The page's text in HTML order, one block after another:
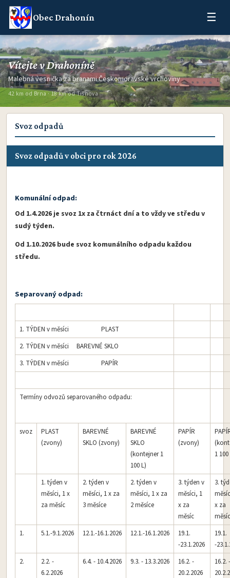
Obec Drahonín ☰
Vítejte v Drahoníně
Malebná vesnička za branami Českomoravské vrchoviny
42 km od Brna · 18 km od Tišnova
Svoz odpadů
Svoz odpadů v obci pro rok 2026
Komunální odpad:
Od 1.4.2026 je svoz 1x za čtrnáct dní a to vždy ve středu v
sudý týden.
Od 1.10.2026 bude svoz komunálního odpadu každou
středu.
Separovaný odpad:
1. TÝDEN v měsíci PLAST
2. TÝDEN v měsíci BAREVNÉ SKLO
3. TÝDEN v měsíci PAPÍR
Termíny odvozů separovaného odpadu:
svoz
PLAST
(zvony)
BAREVNÉ
SKLO (zvony)
BAREVNÉ
SKLO
(kontejner 1
100 L)
PAPÍR
(zvony)
1
1. týden v
měsíci, 1 x
za měsíc
2. týden v
měsíci, 1 x za
3 měsíce
2. týden v
měsíci, 1 x za
2 měsíce
3. týden v
měsíci, 1
x za
měsíc
3.
x za
měsíc
1.
5.1.-9.1.2026 12.1.-16.1.2026 12.1.-16.1.2026
19.1.
-23.1.2026
19.1.
-
2.
2.2. -
6.2.2026
6.4. - 10.4.2026 9.3. - 13.3.2026
16.2. -
20.2.2026
16.2. -